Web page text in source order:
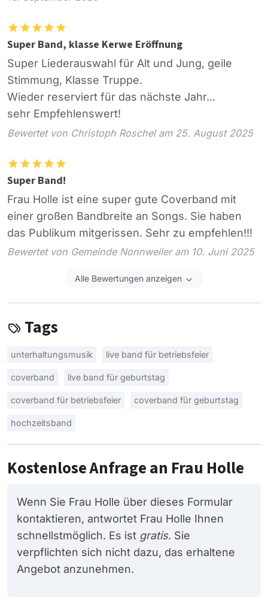
Super Band, klasse Kerwe Eröffnung
Super Liederauswahl für Alt und Jung, geile
Stimmung, Klasse Truppe.
Wieder reserviert für das nächste Jahr...
sehr Empfehlenswert!
Bewertet von Christoph Roschel am 25. August 2025
Super Band!
Frau Holle ist eine super gute Coverband mit
einer großen Bandbreite an Songs. Sie haben
das Publikum mitgerissen. Sehr zu empfehlen!!!
Bewertet von Gemeinde Nonnweiler am 10. Juni 2025
Alle Bewertungen anzeigen
Tags
unterhaltungsmusik live band für betriebsfeier
coverband live band für geburtstag
coverband für betriebsfeier coverband für geburtstag
hochzeitsband
Kostenlose Anfrage an Frau Holle
Wenn Sie Frau Holle über dieses Formular
kontaktieren, antwortet Frau Holle Ihnen
schnellstmöglich. Es ist gratis. Sie
verpflichten sich nicht dazu, das erhaltene
Angebot anzunehmen.